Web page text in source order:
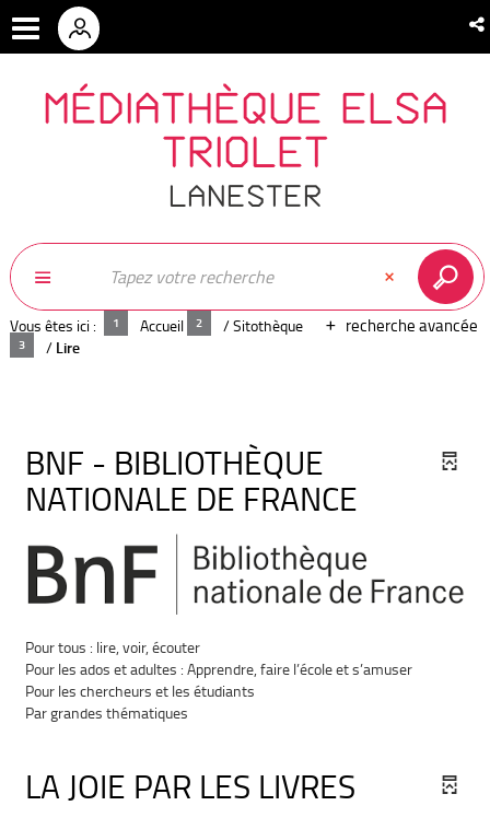
MÉDIATHÈQUE ELSA
TRIOLET
LANESTER
recherche avancée
Vous êtes ici : Accueil /Sitothèque
/ Lire
BNF - BIBLIOTHÈQUE
NATIONALE DE FRANCE
Pour tous : lire, voir, écouter
Pour les ados et adultes : Apprendre, faire l’école et s’amuser
Pour les chercheurs et les étudiants
Par grandes thématiques
LA JOIE PAR LES LIVRES